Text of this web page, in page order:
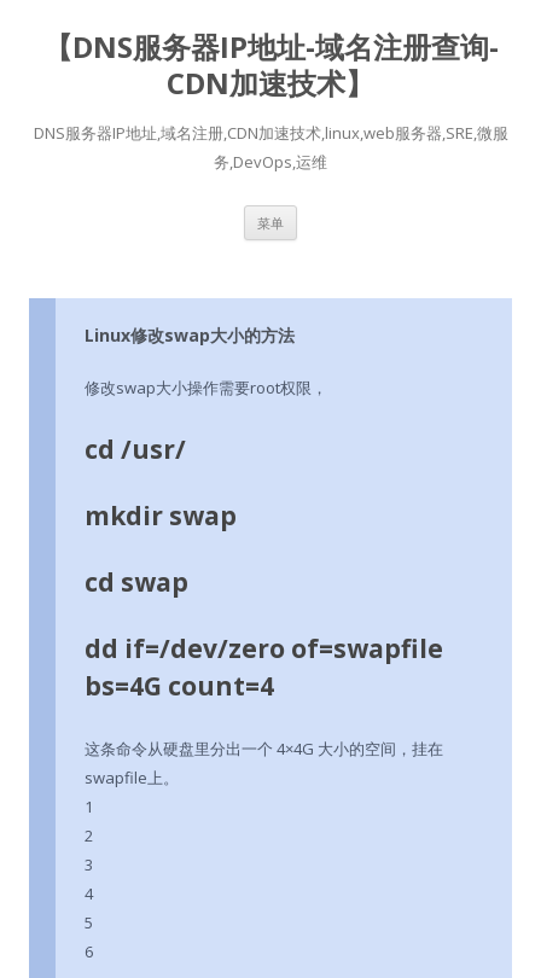
【DNS服务器IP地址-域名注册查询-
CDN加速技术】
DNS服务器IP地址,域名注册,CDN加速技术,linux,web服务器,SRE,微服
务,DevOps,运维
菜单
Linux修改swap大小的方法
修改swap大小操作需要root权限，
cd /usr/
mkdir swap
cd swap
dd if=/dev/zero of=swapfile
bs=4G count=4
这条命令从硬盘里分出一个 4×4G 大小的空间，挂在
swapfile上。
1
2
3
4
5
6